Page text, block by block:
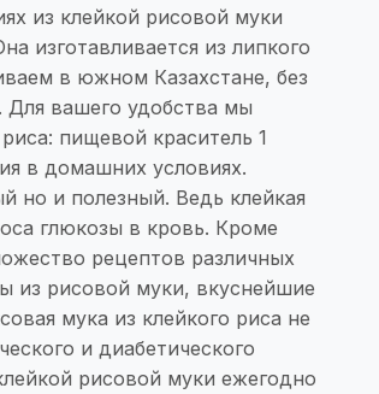
из клейкой рисовой муки
изготавливается из липкого
в южном Казахстане, без
Для вашего удобства мы
пищевой краситель 1
в домашних условиях.
но и полезный. Ведь клейкая
глюкозы в кровь. Кроме
рецептов различных
из рисовой муки, вкуснейшие
мука из клейкого риса не
и диабетического
рисовой муки ежегодно